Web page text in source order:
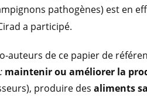
pathogènes) est en
a participé.
auteurs de ce papier de
: maintenir ou améliorer la
produire des aliments